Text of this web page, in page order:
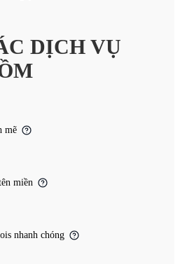
DỊCH VỤ
mẽ
miền
nhanh chóng